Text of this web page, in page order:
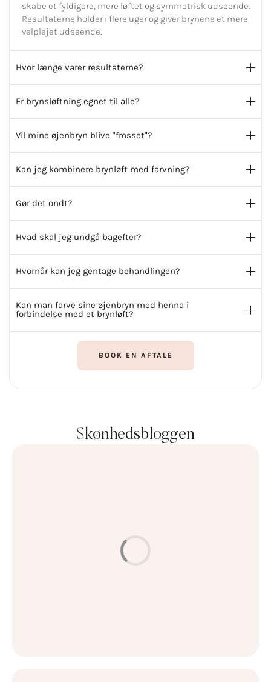
skabe et fyldigere, mere løftet og symmetrisk udseende.
Resultaterne holder i flere uger og giver brynene et mere
velplejet udseende.
Hvor længe varer resultaterne?
Er brynsløftning egnet til alle?
Vil mine øjenbryn blive "frosset"?
Kan jeg kombinere brynløft med farvning?
Gør det ondt?
Hvad skal jeg undgå bagefter?
Hvornår kan jeg gentage behandlingen?
Kan man farve sine øjenbryn med henna i
forbindelse med et brynløft?
BOOK EN AFTALE
Skønhedsbloggen